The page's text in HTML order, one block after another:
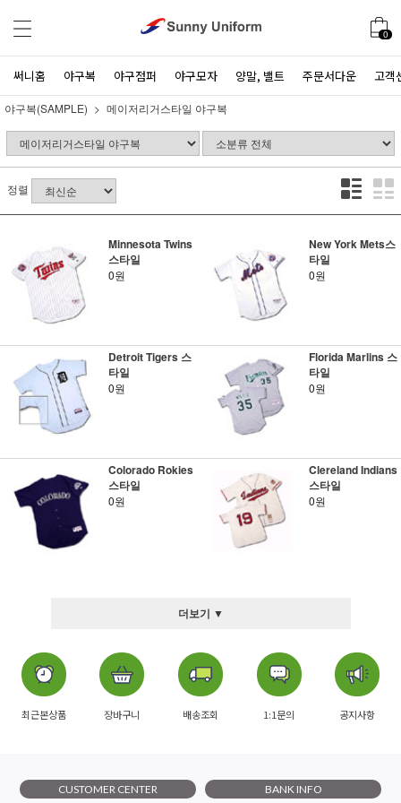
0
써니홈 야구복 야구점퍼 야구모자 양말, 밸트 주문서다운 고객
야구복(SAMPLE) 메이저리거스타일 야구복
정렬
Minnesota Twins
스타일
0원
New York Mets스
타일
0원
Detroit Tigers 스
타일
0원
Florida Marlins 스
타일
0원
Colorado Rokies
스타일
0원
Clereland Indians
스타일
0원
더보기 ▼
최근본상품 장바구니 배송조회 1:1문의 공지사항
CUSTOMER CENTER BANK INFO